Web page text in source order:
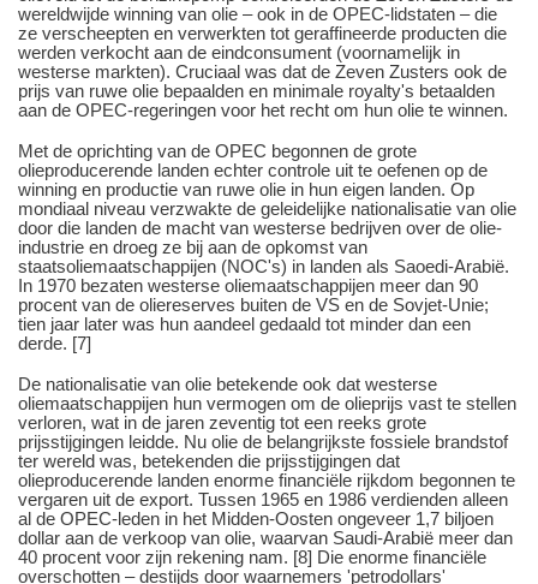
wereldwijde winning van olie – ook in de OPEC-lidstaten – die
ze verscheepten en verwerkten tot geraffineerde producten die
werden verkocht aan de eindconsument (voornamelijk in
westerse markten). Cruciaal was dat de Zeven Zusters ook de
prijs van ruwe olie bepaalden en minimale royalty's betaalden
aan de OPEC-regeringen voor het recht om hun olie te winnen.
Met de oprichting van de OPEC begonnen de grote
olieproducerende landen echter controle uit te oefenen op de
winning en productie van ruwe olie in hun eigen landen. Op
mondiaal niveau verzwakte de geleidelijke nationalisatie van olie
door die landen de macht van westerse bedrijven over de olie-
industrie en droeg ze bij aan de opkomst van
staatsoliemaatschappijen (NOC's) in landen als Saoedi-Arabië.
In 1970 bezaten westerse oliemaatschappijen meer dan 90
procent van de oliereserves buiten de VS en de Sovjet-Unie;
tien jaar later was hun aandeel gedaald tot minder dan een
derde. [7]
De nationalisatie van olie betekende ook dat westerse
oliemaatschappijen hun vermogen om de olieprijs vast te stellen
verloren, wat in de jaren zeventig tot een reeks grote
prijsstijgingen leidde. Nu olie de belangrijkste fossiele brandstof
ter wereld was, betekenden die prijsstijgingen dat
olieproducerende landen enorme financiële rijkdom begonnen te
vergaren uit de export. Tussen 1965 en 1986 verdienden alleen
al de OPEC-leden in het Midden-Oosten ongeveer 1,7 biljoen
dollar aan de verkoop van olie, waarvan Saudi-Arabië meer dan
40 procent voor zijn rekening nam. [8] Die enorme financiële
overschotten – destijds door waarnemers 'petrodollars'